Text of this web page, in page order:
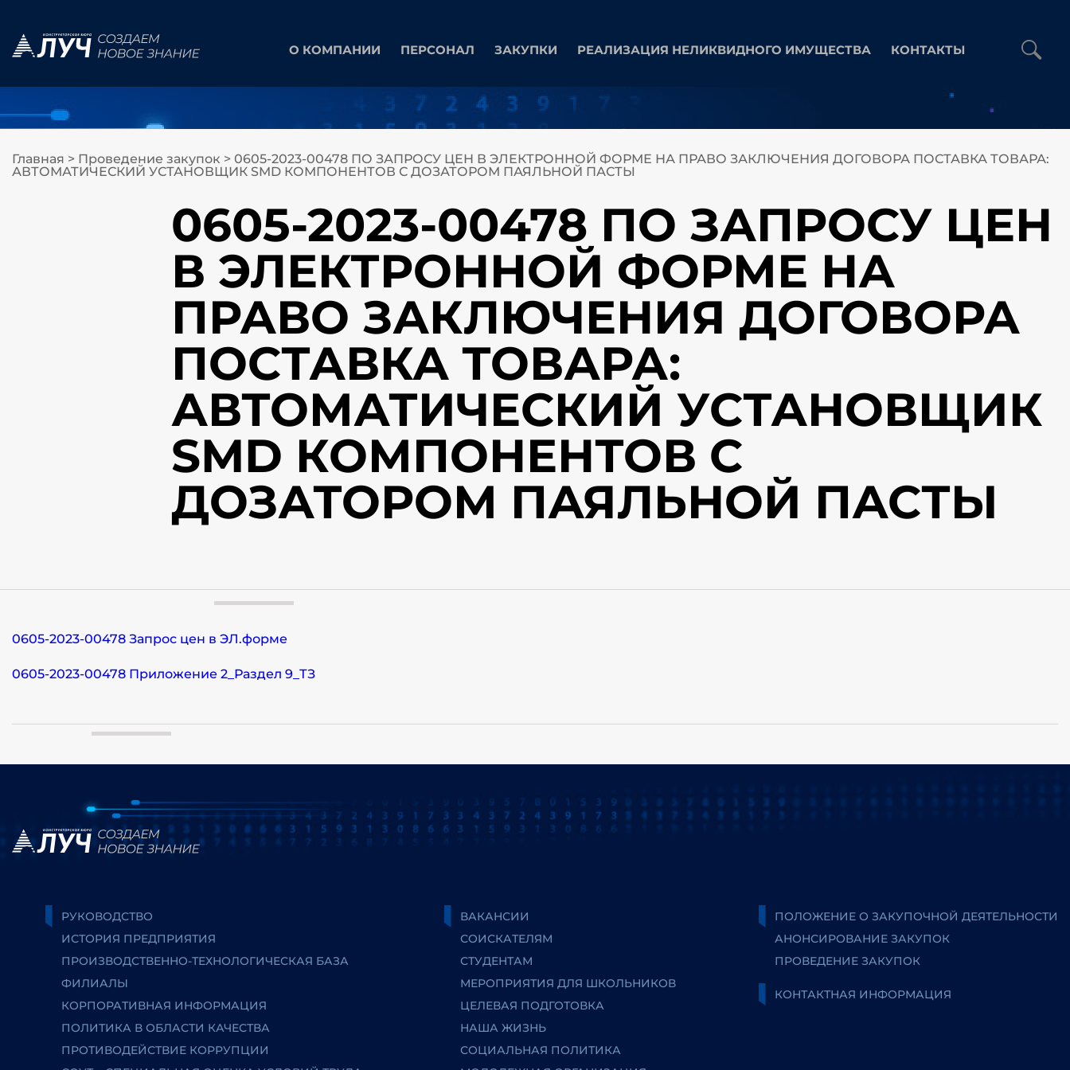
О КОМПАНИИ ПЕРСОНАЛ ЗАКУПКИ РЕАЛИЗАЦИЯ НЕЛИКВИДНОГО ИМУЩЕСТВА КОНТАКТЫ
Главная > Проведение закупок > 0605-2023-00478 ПО ЗАПРОСУ ЦЕН В ЭЛЕКТРОННОЙ ФОРМЕ НА ПРАВО ЗАКЛЮЧЕНИЯ ДОГОВОРА ПОСТАВКА ТОВАРА:
АВТОМАТИЧЕСКИЙ УСТАНОВЩИК SMD КОМПОНЕНТОВ С ДОЗАТОРОМ ПАЯЛЬНОЙ ПАСТЫ
0605-2023-00478 ПО ЗАПРОСУ ЦЕН
В ЭЛЕКТРОННОЙ ФОРМЕ НА
ПРАВО ЗАКЛЮЧЕНИЯ ДОГОВОРА
ПОСТАВКА ТОВАРА:
АВТОМАТИЧЕСКИЙ УСТАНОВЩИК
SMD КОМПОНЕНТОВ С
ДОЗАТОРОМ ПАЯЛЬНОЙ ПАСТЫ
0605-2023-00478 Запрос цен в ЭЛ.форме
0605-2023-00478 Приложение 2_Раздел 9_ТЗ
РУКОВОДСТВО
ИСТОРИЯ ПРЕДПРИЯТИЯ
ПРОИЗВОДСТВЕННО-ТЕХНОЛОГИЧЕСКАЯ БАЗА
ФИЛИАЛЫ
КОРПОРАТИВНАЯ ИНФОРМАЦИЯ
ПОЛИТИКА В ОБЛАСТИ КАЧЕСТВА
ПРОТИВОДЕЙСТВИЕ КОРРУПЦИИ
ВАКАНСИИ
СОИСКАТЕЛЯМ
СТУДЕНТАМ
МЕРОПРИЯТИЯ ДЛЯ ШКОЛЬНИКОВ
ЦЕЛЕВАЯ ПОДГОТОВКА
НАША ЖИЗНЬ
СОЦИАЛЬНАЯ ПОЛИТИКА
ПОЛОЖЕНИЕ О ЗАКУПОЧНОЙ ДЕЯТЕЛЬНОСТИ
АНОНСИРОВАНИЕ ЗАКУПОК
ПРОВЕДЕНИЕ ЗАКУПОК
КОНТАКТНАЯ ИНФОРМАЦИЯ